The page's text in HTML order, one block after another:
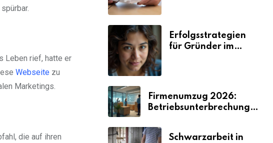
Leben rief, hatte er
Webseite zu
Marketings.
die auf ihren
Erfolgsstrategien
für Gründer im
Firmenumzug 2026:
Betriebsunterbrechungen
Schwarzarbeit in